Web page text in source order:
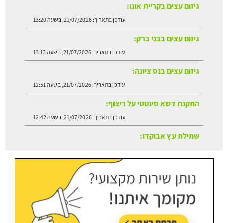
גיזום עצים בבני ברק:
עודכן בתאריך:21/07/2026, בשעה 13:13
גיזום עצים בנס ציונה:
עודכן בתאריך:21/07/2026, בשעה 12:51
התקנת דשא סינטטי על ריצוף:
עודכן בתאריך: 21/07/2026, בשעה 12:42
שתילת עץ אבוקדו:
עודכן בתאריך:21/07/2026, בשעה 13:24